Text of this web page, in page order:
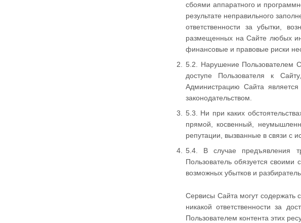
сбоями аппаратного и
результате неправильного
ответственности за убытки,
размещенных на Сайте любых
финансовые и правовые риски
5.2. Нарушение Пользователем
доступе Пользователя к
Администрацию Сайта
законодательством.
5.3. Ни при каких
прямой, косвенный,
репутации, вызванные в связи с
5.4. В случае предъявления
Пользователь обязуется своими
возможных убытков и
Сервисы Сайта могут содержать
никакой ответственности за
Пользователем контента этих